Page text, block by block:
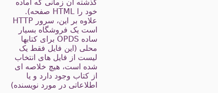
گذشته آن زمانی که آماده
خود را HTML صفحه).
علاوه بر این، سرور HTTP
است یک فروشگاه بسیار
ساده OPDS برای کتابها
محلی (این فایل فقط یک
لیست از فایل های انتخاب
شده است، هیچ خلاصه ای
از کتاب وجود دارد و یا
اطلاعاتی در مورد نویسنده)